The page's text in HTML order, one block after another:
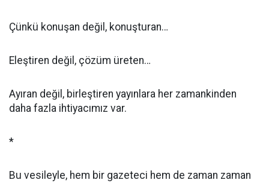
Çünkü konuşan değil, konuşturan…
Eleştiren değil, çözüm üreten…
Ayıran değil, birleştiren yayınlara her zamankinden
daha fazla ihtiyacımız var.
*
Bu vesileyle, hem bir gazeteci hem de zaman zaman